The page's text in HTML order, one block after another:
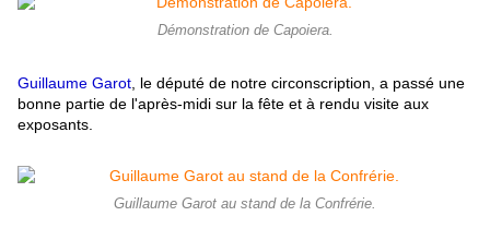
Démonstration de Capoiera.
Guillaume Garot , le député de notre circonscription, a passé une
bonne partie de l'après-midi sur la fête et à rendu visite aux
exposants.
Guillaume Garot au stand de la Confrérie.